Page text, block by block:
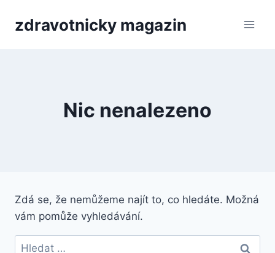
zdravotnicky magazin
Nic nenalezeno
Zdá se, že nemůžeme najít to, co hledáte. Možná
vám pomůže vyhledávání.
Vyhledávání